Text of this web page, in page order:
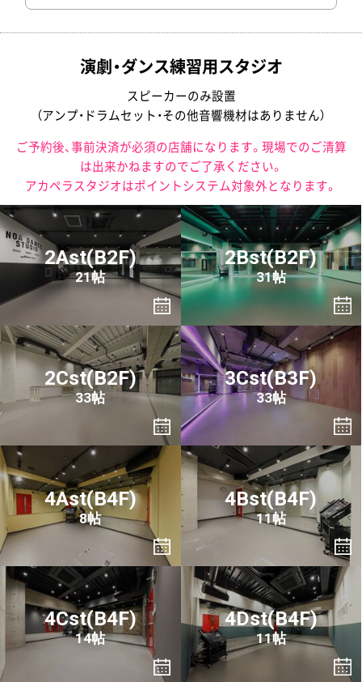
演劇・ダンス練習用スタジオ
スピーカーのみ設置
（アンプ・ドラムセット・その他音響機材はありません）
ご予約後、事前決済が必須の店舗になります。現場でのご清算
は出来かねますのでご了承ください。
アカペラスタジオはポイントシステム対象外となります。
2Ast(B2F)
21帖
2Bst(B2F)
31帖
2Cst(B2F)
33帖
3Cst(B3F)
33帖
4Ast(B4F)
8帖
4Bst(B4F)
11帖
4Cst(B4F)
14帖
4Dst(B4F)
11帖